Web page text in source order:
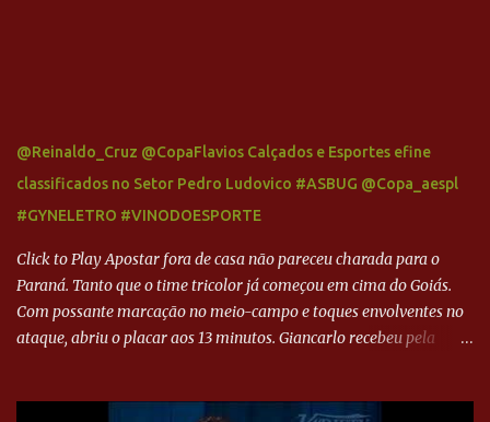
@Reinaldo_Cruz @CopaFlavios Calçados e Esportes efine
classificados no Setor Pedro Ludovico #ASBUG @Copa_aespl
#GYNELETRO #VINODOESPORTE
Click to Play Apostar fora de casa não pareceu charada para o
Paraná. Tanto que o time tricolor já começou em cima do Goiás.
Com possante marcação no meio-campo e toques envolventes no
ataque, abriu o placar aos 13 minutos. Giancarlo recebeu pela
Paraná ampliou a vantagem aos 21 minutos. Éverton Garroni